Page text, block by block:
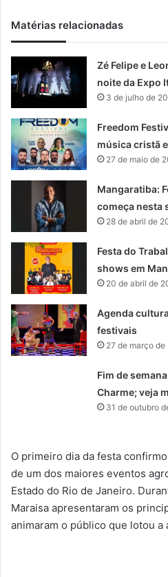
Matérias relacionadas
Zé Felipe e
noite da Expo
3 de julho de
Freedom
música cristã
27 de maio de
Mangaratiba:
começa nesta
28 de abril de
Festa do
shows em
20 de abril de
Agenda
festivais
27 de março de
Fim de
Charme; veja
31 de outubro
O primeiro dia da festa
de um dos maiores eventos
Estado do Rio de Janeiro.
Maraisa apresentaram os
animaram o público que lotou a